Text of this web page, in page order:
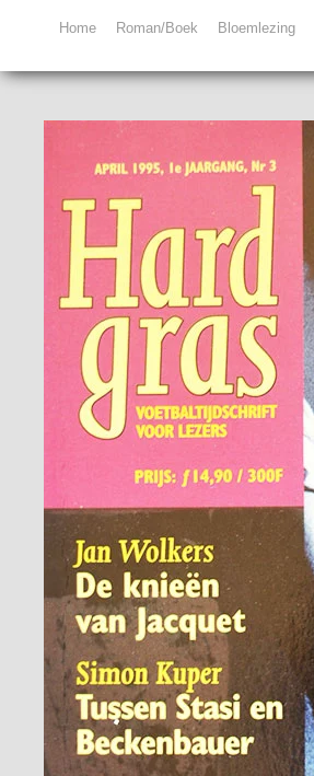
Home Roman/Boek Bloemlezing